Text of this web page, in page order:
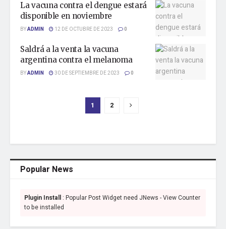
La vacuna contra el dengue estará
disponible en noviembre
BYADMIN 12 DE OCTUBRE DE 2023 0
Saldrá a la venta la vacuna
argentina contra el melanoma
BYADMIN 30 DE SEPTIEMBRE DE 2023 0
1 2
Popular News
Plugin Install : Popular Post Widget need JNews - View Counter
to be installed